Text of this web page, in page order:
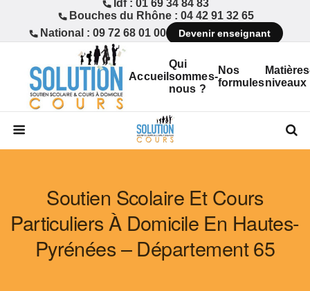
Idf : 01 69 34 84 83
Bouches du Rhône : 04 42 91 32 65
National : 09 72 68 01 00
Devenir enseignant
Accueil
Qui
sommes-
nous ?
Nos
formulesniveaux
Soutien Scolaire Et Cours
Particuliers À Domicile En Hautes-
Pyrénées – Département 65